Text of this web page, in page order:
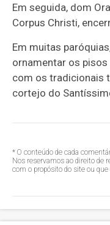
Em seguida, dom
Corpus Christi,
Em muitas
ornamentar os
com os tradicionais
cortejo do
* O conteúdo de cada
Nos reservamos ao direito de
com o propósito do site ou